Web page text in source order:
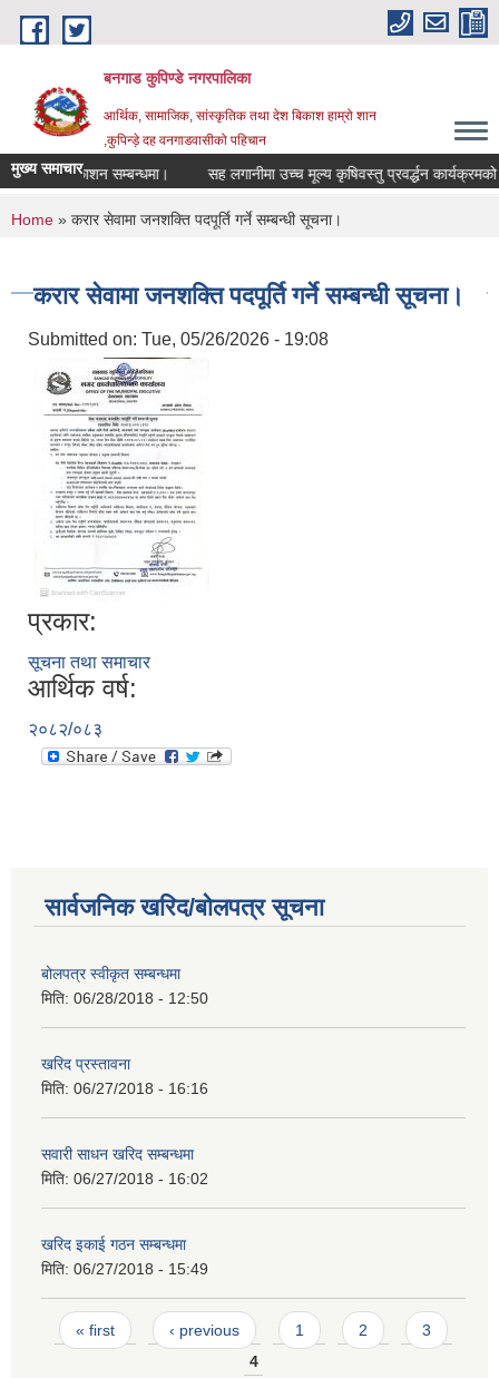
Skip to main content
बनगाड कुपिण्डे नगरपालिका
आर्थिक, सामाजिक, सांस्कृतिक तथा देश बिकाश हाम्रो शान
,कुपिन्ड़े दह वनगाडवासीको पहिचान
मुख्य समाचार
प्रकाशन सम्बन्धमा। सह लगानीमा उच्च मूल्य कृषिवस्तु प्रवर्द्धन कार्यक्रमको
You are here
Home » करार सेवामा जनशक्ति पदपूर्ति गर्ने सम्बन्धी सूचना।
करार सेवामा जनशक्ति पदपूर्ति गर्ने सम्बन्धी सूचना।
Submitted on: Tue, 05/26/2026 - 19:08
प्रकार:
सूचना तथा समाचार
आर्थिक वर्ष:
२०८२/०८३
सार्वजनिक खरिद/बोलपत्र सूचना
बोलपत्र स्वीकृत सम्बन्धमा
मिति: 06/28/2018 - 12:50
खरिद प्रस्तावना
मिति: 06/27/2018 - 16:16
सवारी साधन खरिद सम्बन्धमा
मिति: 06/27/2018 - 16:02
खरिद इकाई गठन सम्बन्धमा
मिति: 06/27/2018 - 15:49
Pages
« first ‹ previous 1 2
3
4